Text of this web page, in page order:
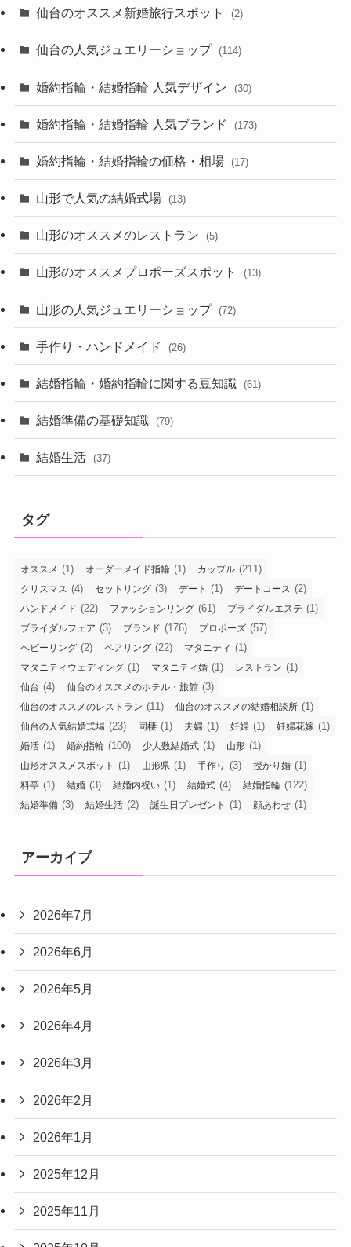
仙台のオススメ新婚旅行スポット (2)
仙台の人気ジュエリーショップ (114)
婚約指輪・結婚指輪 人気デザイン (30)
婚約指輪・結婚指輪 人気ブランド (173)
婚約指輪・結婚指輪の価格・相場 (17)
山形で人気の結婚式場 (13)
山形のオススメのレストラン (5)
山形のオススメプロポーズスポット (13)
山形の人気ジュエリーショップ (72)
手作り・ハンドメイド (26)
結婚指輪・婚約指輪に関する豆知識 (61)
結婚準備の基礎知識 (79)
結婚生活 (37)
タグ
オススメ (1) オーダーメイド指輪 (1) カップル (211)
クリスマス (4) セットリング (3) デート (1) デートコース (2)
ハンドメイド (22) ファッションリング (61) ブライダルエステ (1)
ブライダルフェア (3) ブランド (176) プロポーズ (57)
ベビーリング (2) ペアリング (22) マタニティ (1)
マタニティウェディング (1) マタニティ婚 (1) レストラン (1)
仙台 (4) 仙台のオススメのホテル・旅館 (3)
仙台のオススメのレストラン (11) 仙台のオススメの結婚相談所 (1)
仙台の人気結婚式場 (23) 同棲 (1) 夫婦 (1) 妊婦 (1) 妊婦花嫁 (1)
婚活 (1) 婚約指輪 (100) 少人数結婚式 (1) 山形 (1)
山形オススメスポット (1) 山形県 (1) 手作り (3) 授かり婚 (1)
料亭 (1) 結婚 (3) 結婚内祝い (1) 結婚式 (4) 結婚指輪 (122)
結婚準備 (3) 結婚生活 (2) 誕生日プレゼント (1) 顔あわせ (1)
アーカイブ
2026年7月
2026年6月
2026年5月
2026年4月
2026年3月
2026年2月
2026年1月
2025年12月
2025年11月